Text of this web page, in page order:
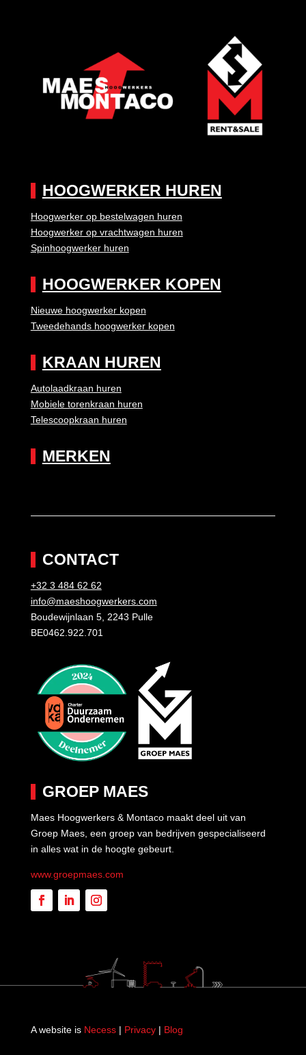
HOOGWERKER HUREN
Hoogwerker op bestelwagen huren
Hoogwerker op vrachtwagen huren
Spinhoogwerker huren
HOOGWERKER KOPEN
Nieuwe hoogwerker kopen
Tweedehands hoogwerker kopen
KRAAN HUREN
Autolaadkraan huren
Mobiele torenkraan huren
Telescoopkraan huren
MERKEN
CONTACT
+32 3 484 62 62
info@maeshoogwerkers.com
Boudewijnlaan 5, 2243 Pulle
BE0462.922.701
GROEP MAES
Maes Hoogwerkers & Montaco maakt deel uit van
Groep Maes, een groep van bedrijven gespecialiseerd
in alles wat in de hoogte gebeurt.
www.groepmaes.com
A website is Necess| Privacy| Blog